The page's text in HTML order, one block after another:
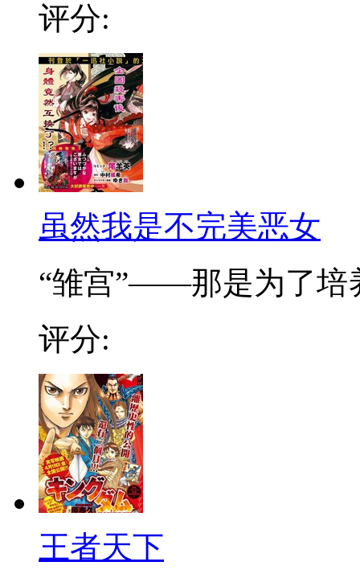
评分:
虽然我是不完美恶女
“雏宫”——那是为了培
评分:
王者天下